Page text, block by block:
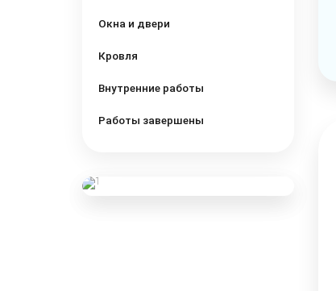
Окна и двери
Кровля
Внутренние работы
Работы завершены